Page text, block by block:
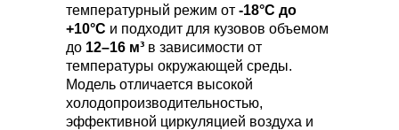
температурный режим от -18°C до
+10°C и подходит для кузовов объемом
до 12–16 м³ в зависимости от
температуры окружающей среды.
Модель отличается высокой
холодопроизводительностью,
эффективной циркуляцией воздуха и